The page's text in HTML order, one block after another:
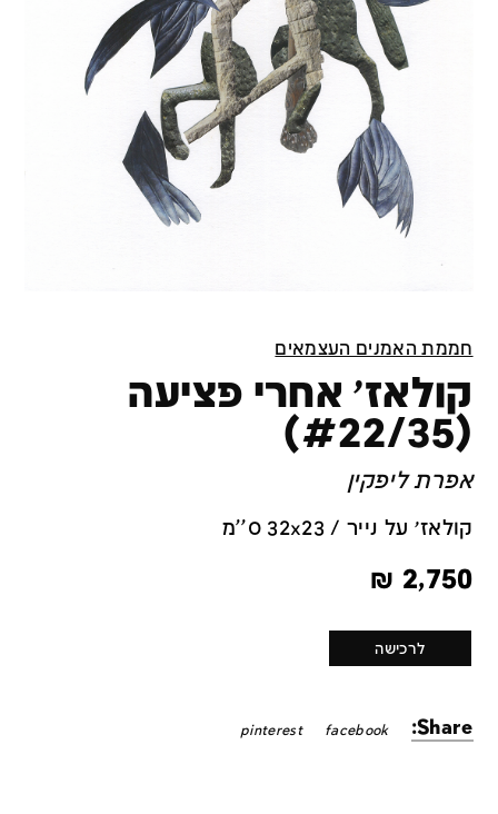
חממת האמנים העצמאים
קולאז׳ אחרי פציעה
(#22/35)
אפרת ליפקין
קולאז׳ על נייר / 32x23 ס''מ
2,750
₪
לרכישה
Share:
facebook
pinterest